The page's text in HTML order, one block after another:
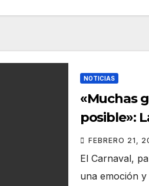
NOTICIAS
«Muchas
posible»:
Acosta
con Los
FEBRERO 21,
El Carnaval,
una emoción